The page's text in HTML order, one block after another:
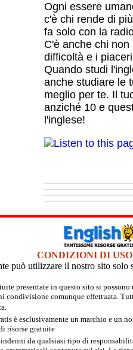
Ogni essere
c'è chi rende di
fa solo con la
C'è anche chi
difficoltà e i
Quando studi
anche studiare le
meglio per te. Il
anziché 10 e
l'inglese!
CONDIZIONI DI
può utilizzare il nostro sito solo
presentate in questo sito si
condivisione comunque effettuata.
è esclusivamente un marchio e un
risorse gratuite
da qualsiasi tipo di